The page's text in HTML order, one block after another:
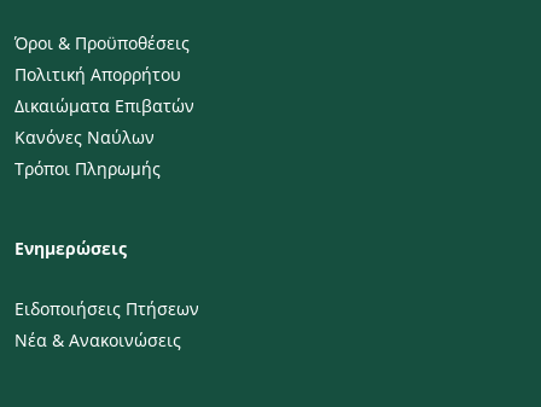
Όροι & Προϋποθέσεις
Πολιτική Απορρήτου
Δικαιώματα Επιβατών
Κανόνες Ναύλων
Τρόποι Πληρωμής
Ενημερώσεις
Ειδοποιήσεις Πτήσεων
Νέα & Ανακοινώσεις